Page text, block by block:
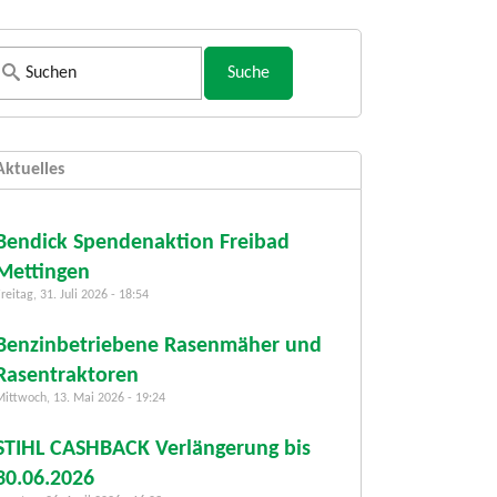
Spendenaktion Freibad
31. Juli 2026 - 18:54
Rasenmäher und
13. Mai 2026 - 19:24
CASHBACK Verlängerung bis